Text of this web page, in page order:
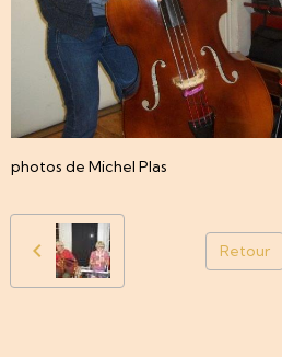
photos de Michel Plas
Retour